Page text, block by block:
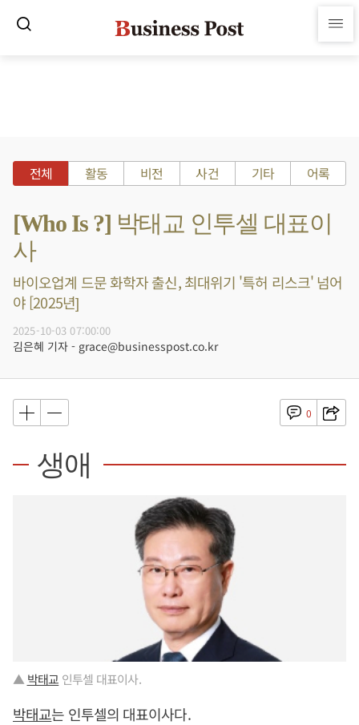
전체 활동 비전 사건 기타 어록
[Who Is ?] 박태교 인투셀 대표이
사
바이오업계 드문 화학자 출신, 최대위기 '특허 리스크' 넘어
야 [2025년]
2025-10-03 07:00:00
김은혜 기자 - grace@businesspost.co.kr
0
생애
▲ 박태교 인투셀 대표이사.
박태교는 인투셀의 대표이사다.